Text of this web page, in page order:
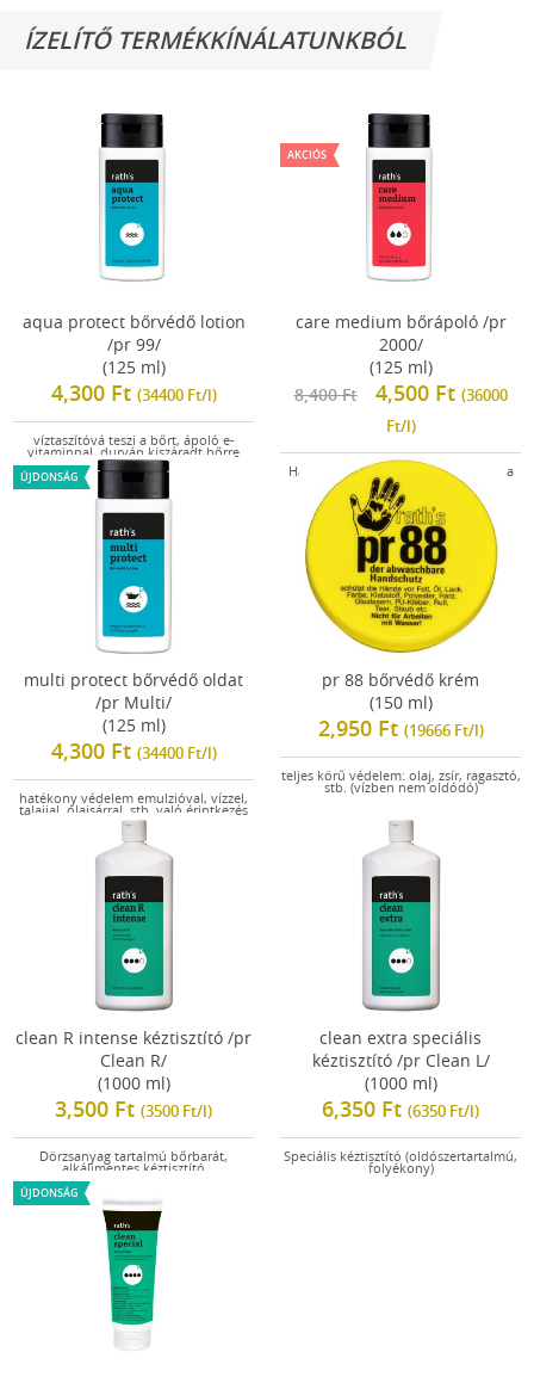
ÍZELÍTŐ TERMÉKKÍNÁLATUNKBÓL
aqua protect bőrvédő lotion
/pr 99/
(125 ml)
4,300 Ft (34400 Ft/l)
víztaszítóvá teszi a bőrt, ápoló e-
vitaminnal, durván kiszáradt bőrre
AKCIÓS
care medium bőrápoló /pr
2000/
(125 ml)
8,400 Ft
4,500 Ft (36000
Ft/l)
Hámképző-ápoló ötféle vitaminnal a
durván repedezett bőrre
ÚJDONSÁG
multi protect bőrvédő oldat
/pr Multi/
(125 ml)
4,300 Ft (34400 Ft/l)
hatékony védelem emulzióval, vízzel,
talajjal, olajsárral, stb. való érintkezés
esetén
pr 88 bőrvédő krém
(150 ml)
2,950 Ft (19666 Ft/l)
teljes körű védelem: olaj, zsír, ragasztó,
stb. (vízben nem oldódó)
clean R intense kéztisztító /pr
Clean R/
(1000 ml)
3,500 Ft (3500 Ft/l)
Dörzsanyag tartalmú bőrbarát,
alkálimentes kéztisztító
clean extra speciális
kéztisztító /pr Clean L/
(1000 ml)
6,350 Ft (6350 Ft/l)
Speciális kéztisztító (oldószertartalmú,
folyékony)
ÚJDONSÁG